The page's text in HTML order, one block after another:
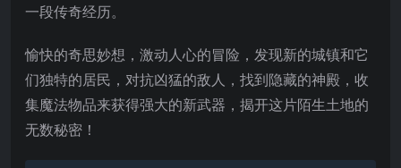
一段传奇经历。
愉快的奇思妙想，激动人心的冒险，发现新的城镇和它
们独特的居民，对抗凶猛的敌人，找到隐藏的神殿，收
集魔法物品来获得强大的新武器，揭开这片陌生土地的
无数秘密！